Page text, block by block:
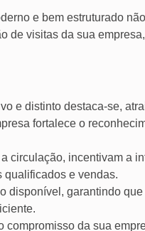
e bem estruturado
de visitas da sua
e distinto destaca-se,
fortalece o
circulação, incentivam a
qualificados e vendas.
disponível, garantindo
da sua